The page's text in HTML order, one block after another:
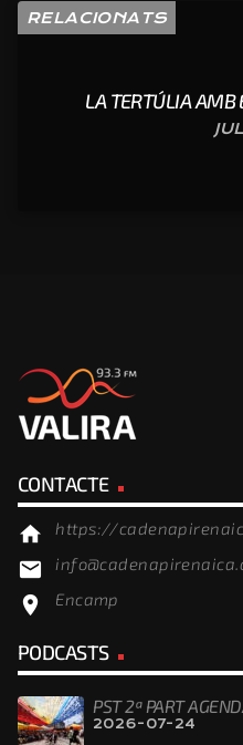
RELACIONATS
LA TERTÚLIA AMB
CONTACTE
home https://
email
location_on Encamp
PODCASTS
PST 2ª PART
2026-07-24